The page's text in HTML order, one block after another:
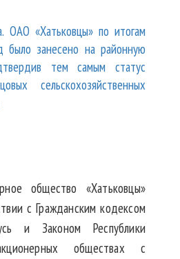
общество «Хатьковцы»
с Гражданским кодексом
и Законом Республики
обществах с